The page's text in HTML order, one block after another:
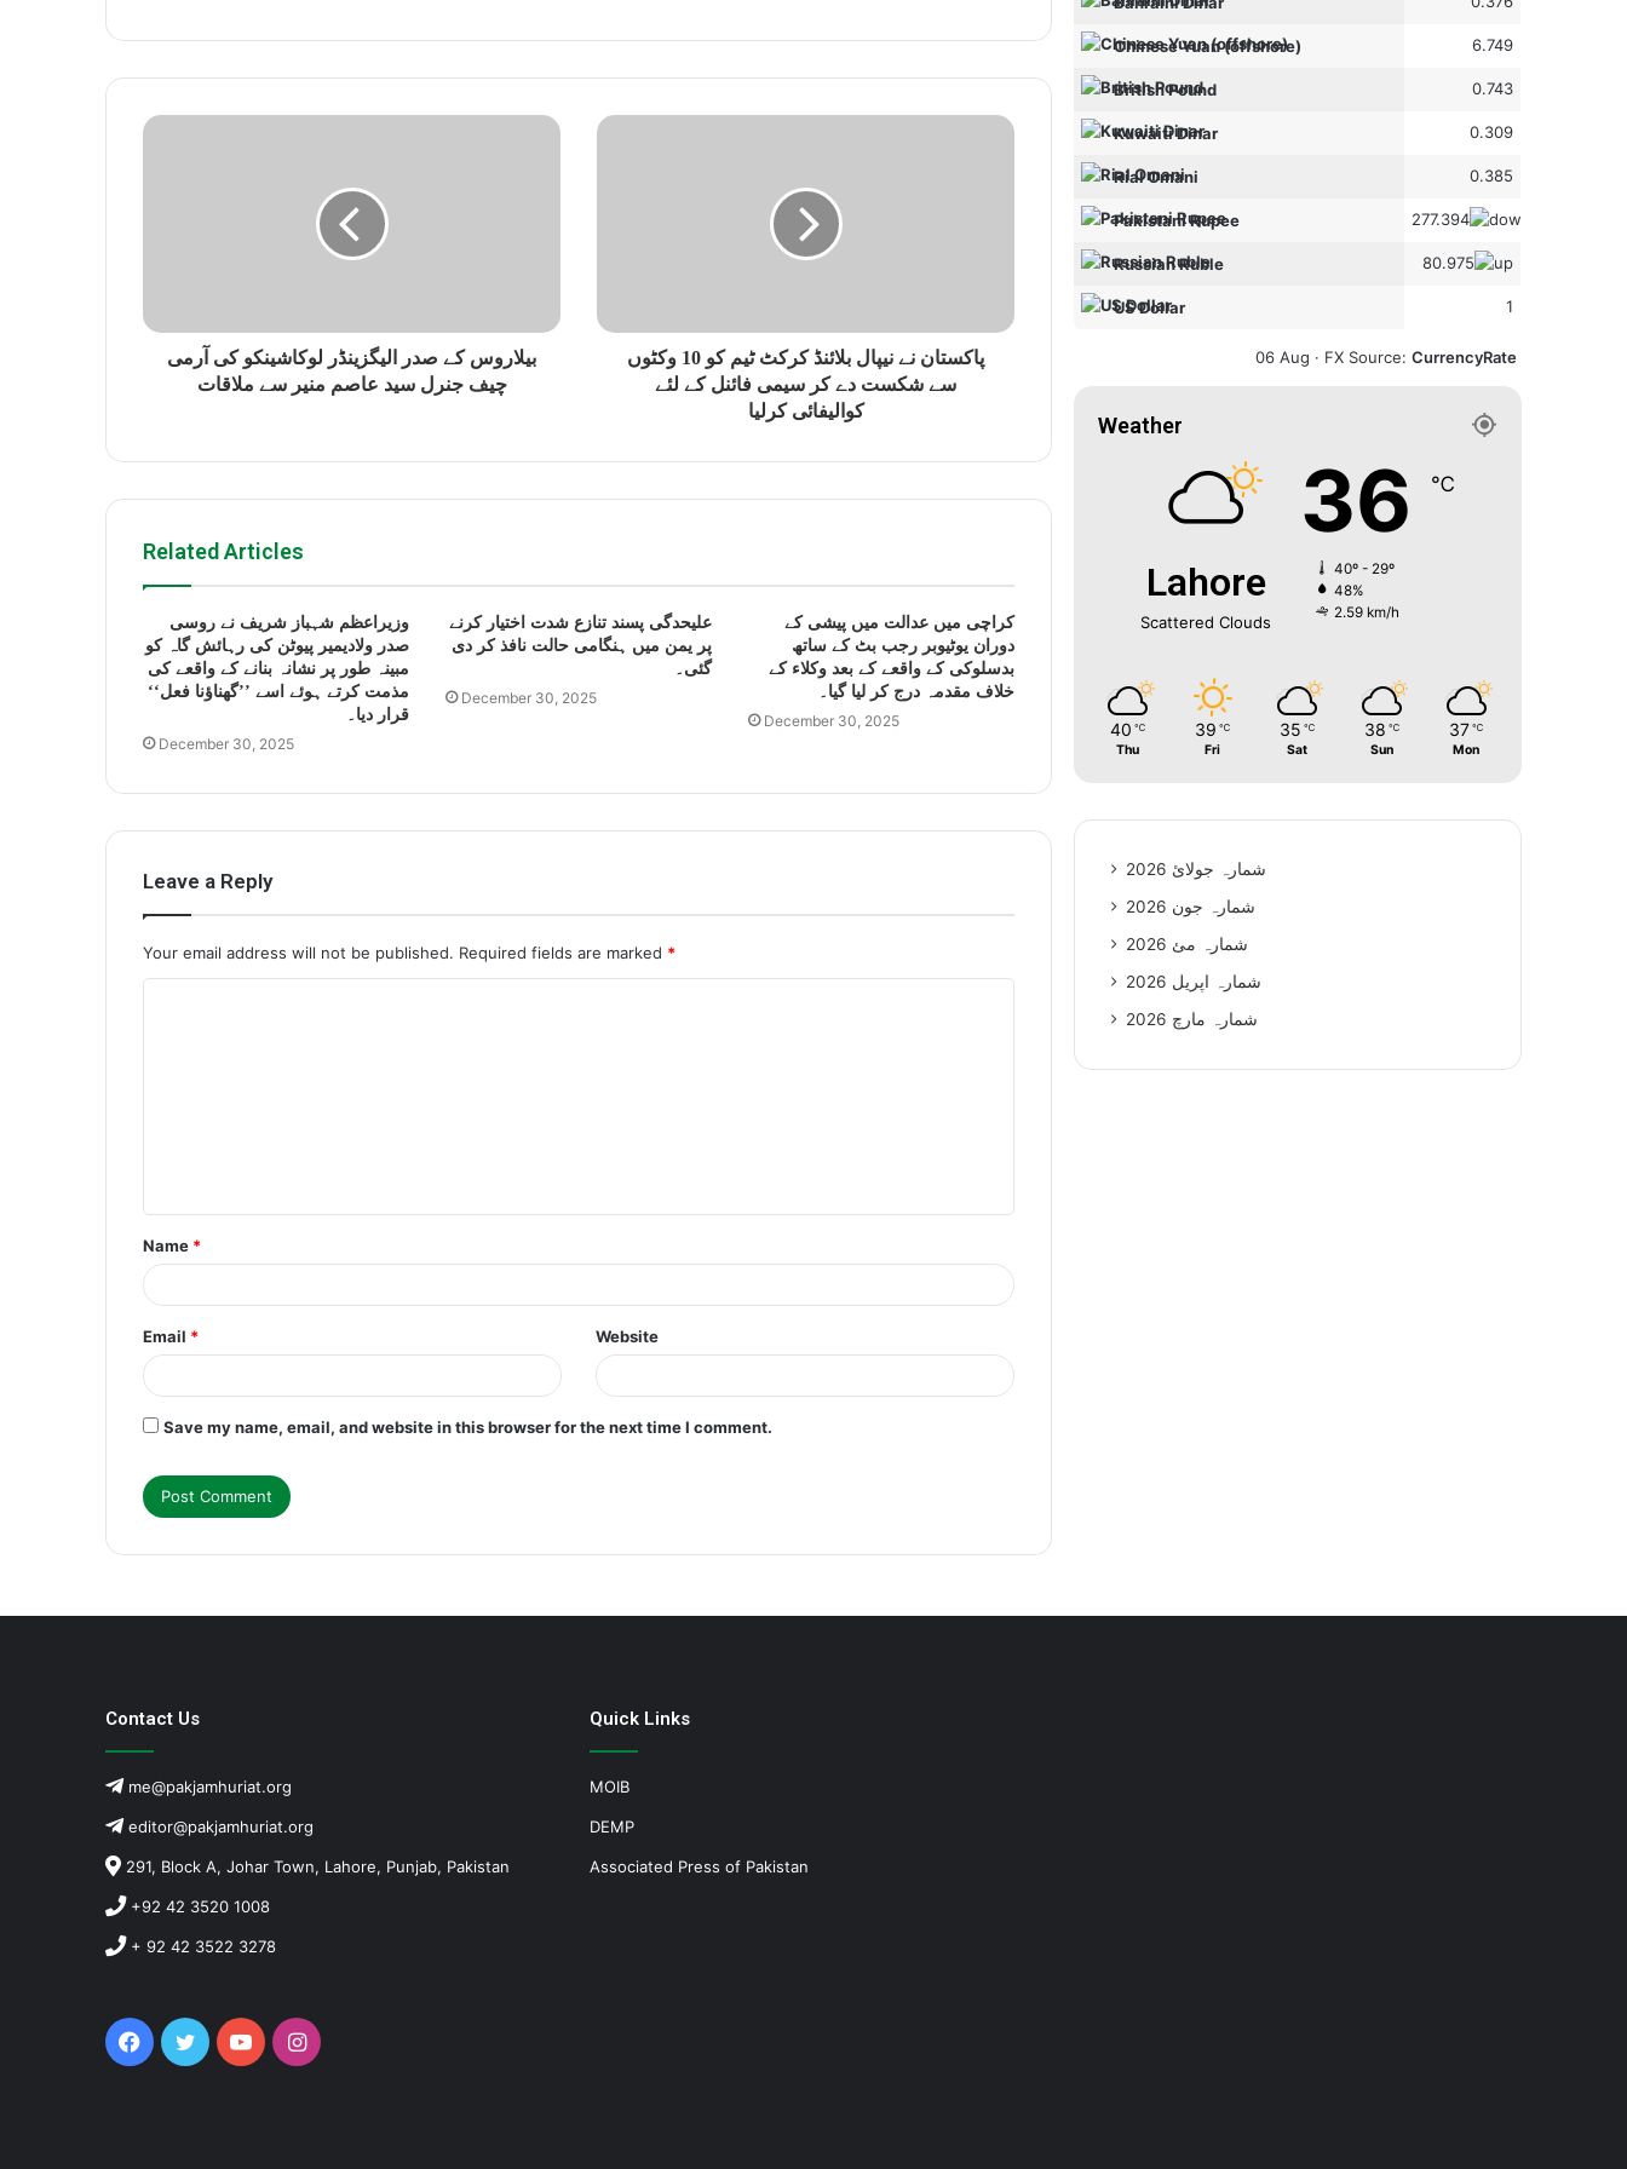
i
بیلاروس کے صدر الیگزینڈر لوکاشینکو کی آرمی
چیف جنرل سید عاصم منیر سے ملاقات
پاکستان نے نیپال بلائنڈ کرکٹ ٹیم کو 10 وکٹوں
سے شکست دے کر سیمی فائنل کے لئے
کوالیفائی کرلیا
Related Articles
وزیراعظم شہباز شریف نے روسی
صدر ولادیمیر پیوٹن کی رہائش گاہ کو
مبینہ طور پر نشانہ بنانے کے واقعے کی
مذمت کرتے ہوئے اسے ’’گھناؤنا فعل‘‘
قرار دیا۔
December 30, 2025
علیحدگی پسند تنازع شدت اختیار کرنے
پر یمن میں ہنگامی حالت نافذ کر دی
گئی۔
December 30, 2025
کراچی میں عدالت میں پیشی کے
دوران یوٹیوبر رجب بٹ کے ساتھ
بدسلوکی کے واقعے کے بعد وکلاء کے
خلاف مقدمہ درج کر لیا گیا۔
December 30, 2025
Leave a Reply
Your email address will not be published. Required fields are marked *
t
*
Name *
Email * Website
Save my name, email, and website in this browser for the next time I comment.
Chinese Yuan (offshore) 6.749
British Pound 0.743
Kuwaiti Dinar 0.309
Rial Omani 0.385
Pakistani Rupee 277.394
Russian Ruble 80.975
US Dollar 1
06 Aug · FX Source: CurrencyRate
Weather
Lahore
Scattered Clouds
36 ℃
40º - 29º
48%
2.59 km/h
40 ℃
Thu
39 ℃
Fri
35 ℃
Sat
38 ℃
Sun
37 ℃
Mon
شمارہ جولائ 2026
شمارہ جون 2026
شمارہ مئ 2026
شمارہ اپریل 2026
شمارہ مارچ 2026
Contact Us
me@pakjamhuriat.org
editor@pakjamhuriat.org
291, Block A, Johar Town, Lahore, Punjab, Pakistan
+92 42 3520 1008
+ 92 42 3522 3278
Facebook
TwitterYouTubeInstagram
Quick Links
MOIB
DEMP
Associated Press of Pakistan